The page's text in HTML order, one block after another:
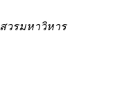
วรมหาวิหาร